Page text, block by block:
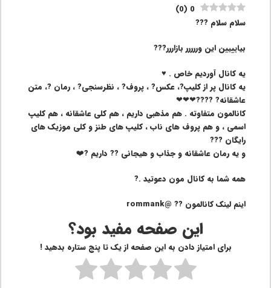
0
(
0
)
سلام سلام ???
بیایییین این وررررر بازاررر???
یه کانال آوردیم خاص . ♥️
یه کانال پر از کلیپ?، عکس? ، پروف? ، نظرسنجی? ، رمان ?، متن
عاشقانه? ????❤❤❤
کانالمون متفاوته . هم مذهبی داریم ، هم کلی عاشقانه ، هم کلیپ
اسمی ، و هم پروف های ناب ، کلیپ های طنز و کلی موزیک های
رایگان ???
و یه رمان عاشقانه و جذاب و هیجانی ?? داریم ?❤️
همه شما به کانال مون دعوتید .?
اینم لینک کانالمون ?? @rommank
این صفحه مفید بود؟
برای امتیاز دادن به این صفحه از یک تا پنج ستاره بدهید !